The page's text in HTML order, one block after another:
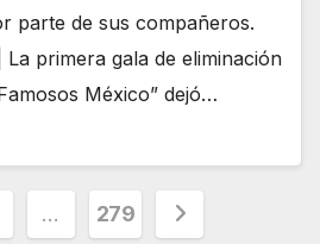
parte de sus compañeros.
La primera gala de eliminación
México” dejó…
… 279